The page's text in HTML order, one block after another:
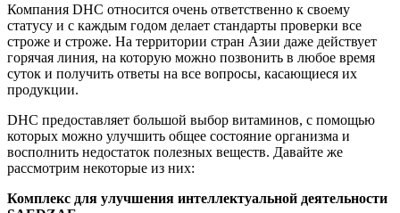
Компания DHC относится очень ответственно к своему
статусу и с каждым годом делает стандарты проверки все
строже и строже. На территории стран Азии даже действует
горячая линия, на которую можно позвонить в любое время
суток и получить ответы на все вопросы, касающиеся их
продукции.
DHC предоставляет большой выбор витаминов, с помощью
которых можно улучшить общее состояние организма и
восполнить недостаток полезных веществ. Давайте же
рассмотрим некоторые из них:
Комплекс для улучшения интеллектуальной деятельности